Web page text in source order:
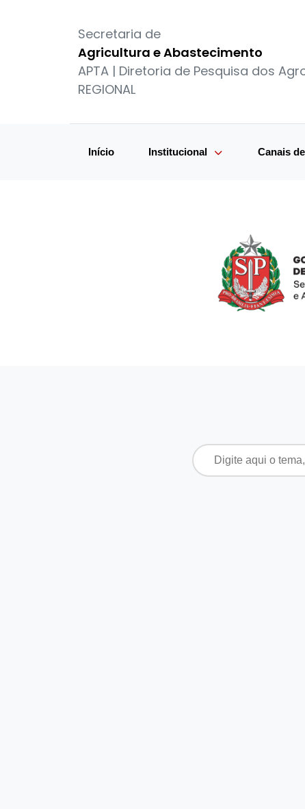
Secretaria de
Agricultura e Abastecimento
APTA | Diretoria de Pesquisa dos
REGIONAL
Início Institucional Canais
Pesquisar
por: